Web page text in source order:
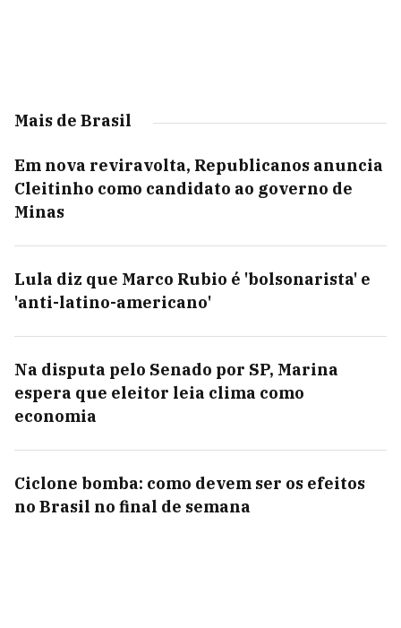
Mais de Brasil
Em nova reviravolta, Republicanos anuncia
Cleitinho como candidato ao governo de
Minas
Lula diz que Marco Rubio é 'bolsonarista' e
'anti-latino-americano'
Na disputa pelo Senado por SP, Marina
espera que eleitor leia clima como
economia
Ciclone bomba: como devem ser os efeitos
no Brasil no final de semana